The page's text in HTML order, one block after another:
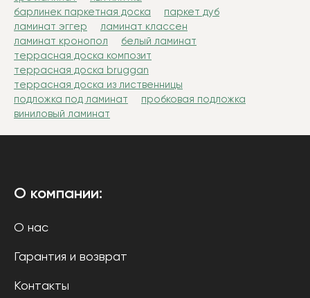
барлинек паркетная доска
паркет дуб
ламинат эггер
ламинат классен
ламинат кронопол
белый ламинат
террасная доска композит
террасная доска bruggan
террасная доска из лиственницы
подложка под ламинат
пробковая подложка
виниловый ламинат
О компании:
О нас
Гарантия и возврат
Контакты